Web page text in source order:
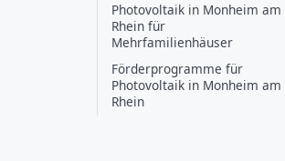
Photovoltaik in Monheim am
Rhein für
Mehrfamilienhäuser
Förderprogramme für
Photovoltaik in Monheim am
Rhein